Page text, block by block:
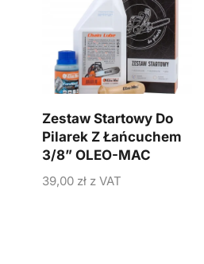
Zestaw Startowy Do
Pilarek Z Łańcuchem
3/8” OLEO-MAC
39,00 zł z VAT